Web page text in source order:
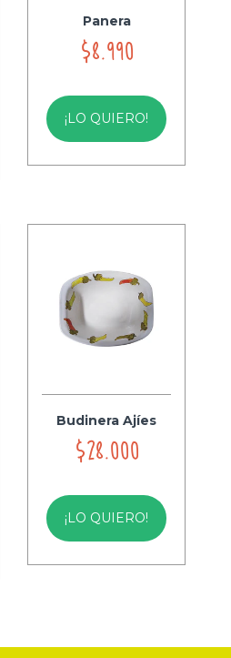
Panera
$8.990
¡LO QUIERO!
Budinera Ajíes
$28.000
¡LO QUIERO!